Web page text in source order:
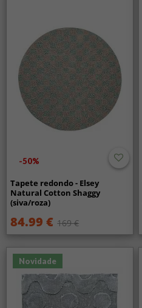
-50%
Tapete redondo - Elsey
Natural Cotton Shaggy
(siva/roza)
84.99 € 169 €
Novidade